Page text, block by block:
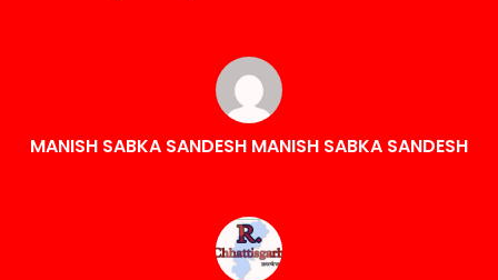
MANISH SABKA SANDESH MANISH SABKA SANDESH